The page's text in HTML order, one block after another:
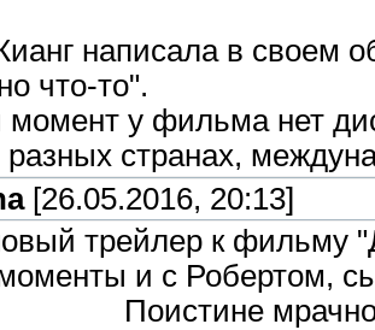
написала в своем
что-то".
у фильма нет
разных странах,
[26.05.2016, 20:13]
трейлер к фильму
и с Робертом,
Поистине